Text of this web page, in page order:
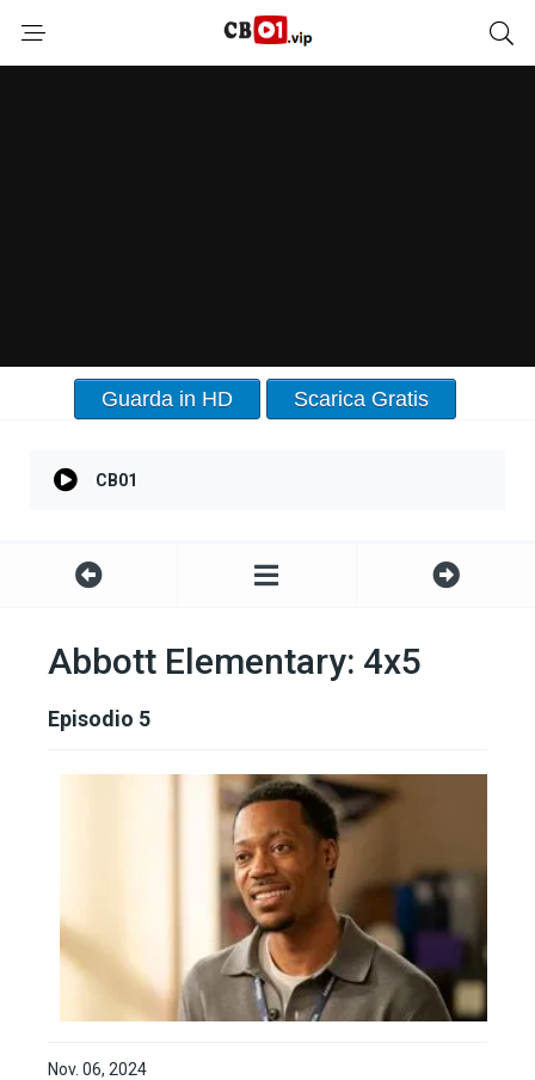
Guarda in HD Scarica Gratis
CB01
Abbott Elementary: 4x5
Episodio 5
Nov. 06, 2024